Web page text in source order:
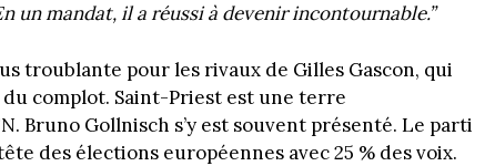
un mandat, il a réussi à devenir incontournable.”
troublante pour les rivaux de Gilles Gascon, qui
complot. Saint-Priest est une terre
Bruno Gollnisch s’y est souvent présenté. Le parti
des élections européennes avec 25 % des voix.